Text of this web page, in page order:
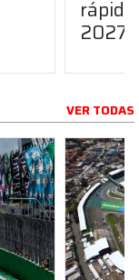
2027
VER TODAS